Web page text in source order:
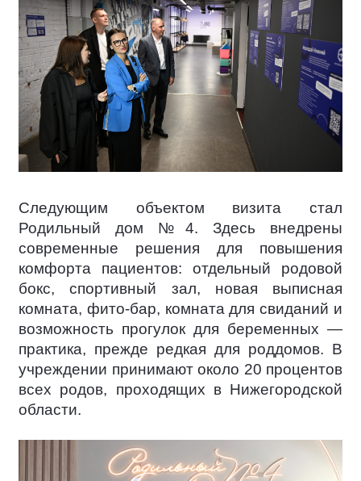
Следующим объектом визита стал
Родильный дом №4. Здесь внедрены
современные решения для повышения
комфорта пациентов: отдельный родовой
бокс, спортивный зал, новая выписная
комната, фито-бар, комната для свиданий и
возможность прогулок для беременных —
практика, прежде редкая для роддомов. В
учреждении принимают около 20 процентов
всех родов, проходящих в Нижегородской
области.